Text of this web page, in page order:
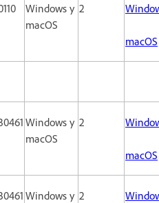
Windows y
macOS
2
macOS
Windows y
macOS
2
macOS
Windows y 2